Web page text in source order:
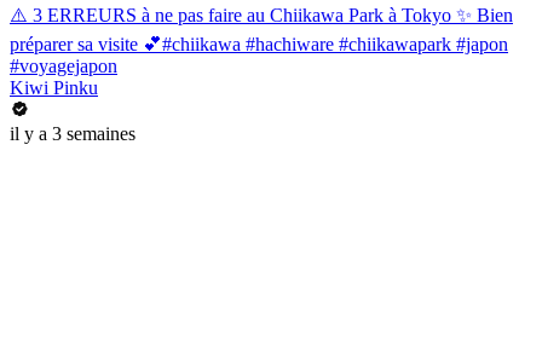
⚠️ 3 ERREURS à ne pas faire au Chiikawa Park à Tokyo ✨ Bien
préparer sa visite 💕#chiikawa #hachiware #chiikawapark #japon
#voyagejapon
Kiwi Pinku
il y a 3 semaines